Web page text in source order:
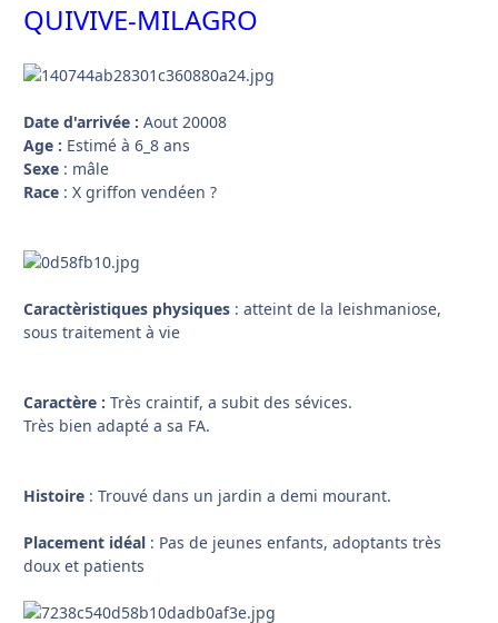
QUIVIVE-MILAGRO
Date d'arrivée : Aout 20008
Age : Estimé à 6_8 ans
Sexe : mâle
Race : X griffon vendéen ?
Caractèristiques physiques : atteint de la leishmaniose,
sous traitement à vie
Caractère : Très craintif, a subit des sévices.
Très bien adapté a sa FA.
Histoire : Trouvé dans un jardin a demi mourant.
Placement idéal : Pas de jeunes enfants, adoptants très
doux et patients